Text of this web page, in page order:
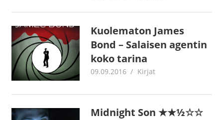
Kuolematon James
Bond – Salaisen agentin
koko tarina
09.09.2016 Juha Kaunisto
Kirjat
Midnight Son ★★½☆☆